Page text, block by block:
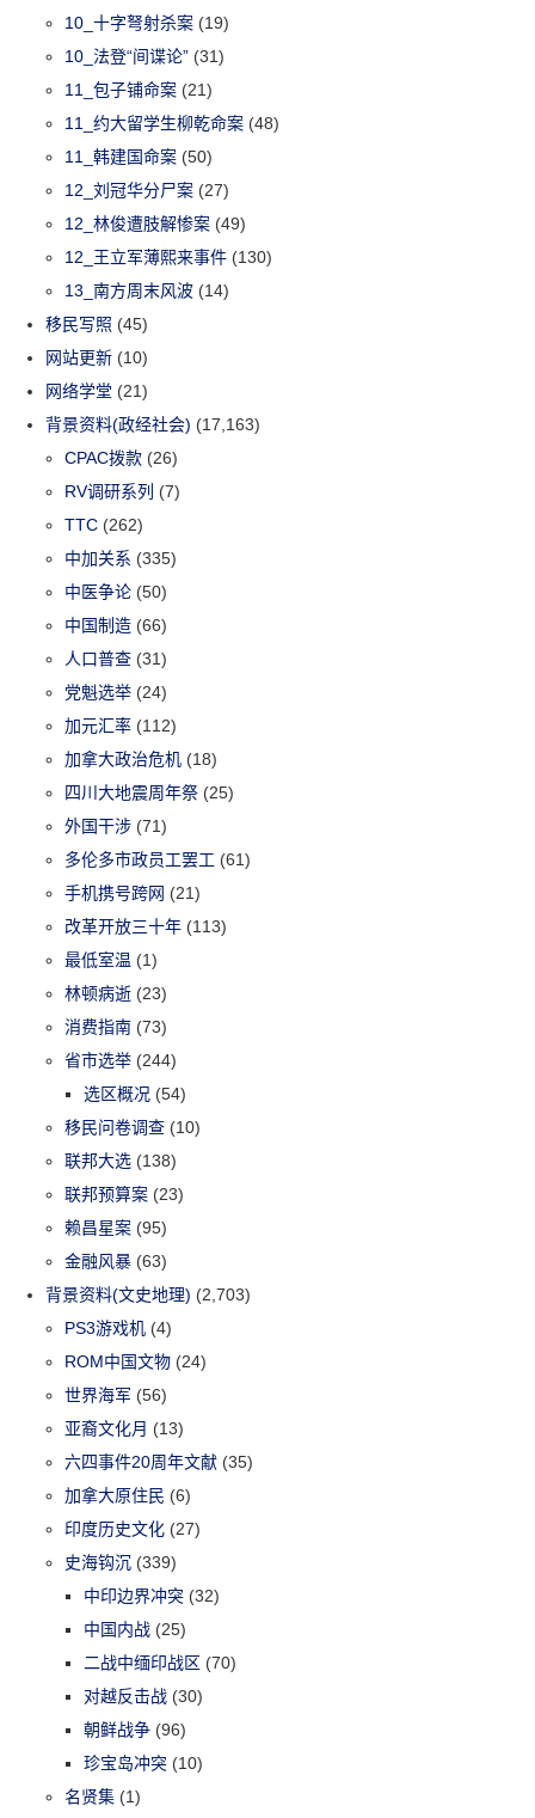
10_十字弩射杀案 (19)
10_法登“间谍论” (31)
11_包子铺命案 (21)
11_约大留学生柳乾命案 (48)
11_韩建国命案 (50)
12_刘冠华分尸案 (27)
12_林俊遭肢解惨案 (49)
12_王立军薄熙来事件 (130)
13_南方周末风波 (14)
移民写照 (45)
网站更新 (10)
网络学堂 (21)
背景资料(政经社会) (17,163)
CPAC拨款 (26)
RV调研系列 (7)
TTC (262)
中加关系 (335)
中医争论 (50)
中国制造 (66)
人口普查 (31)
党魁选举 (24)
加元汇率 (112)
加拿大政治危机 (18)
四川大地震周年祭 (25)
外国干涉 (71)
多伦多市政员工罢工 (61)
手机携号跨网 (21)
改革开放三十年 (113)
最低室温 (1)
林顿病逝 (23)
消费指南 (73)
省市选举 (244)
选区概况 (54)
移民问卷调查 (10)
联邦大选 (138)
联邦预算案 (23)
赖昌星案 (95)
金融风暴 (63)
背景资料(文史地理) (2,703)
PS3游戏机 (4)
ROM中国文物 (24)
世界海军 (56)
亚裔文化月 (13)
六四事件20周年文献 (35)
加拿大原住民 (6)
印度历史文化 (27)
史海钩沉 (339)
中印边界冲突 (32)
中国内战 (25)
二战中缅印战区 (70)
对越反击战 (30)
朝鲜战争 (96)
珍宝岛冲突 (10)
名贤集 (1)